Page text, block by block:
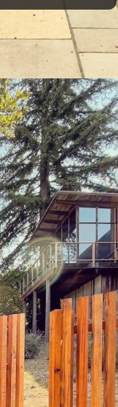
cong-nha-vuon